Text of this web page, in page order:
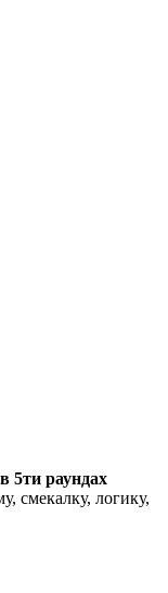
в 5ти раундах
смекалку, логику,